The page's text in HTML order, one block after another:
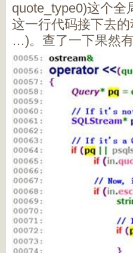
quote_type0)这个全
这一行代码接下去
…)。查了一下果然有